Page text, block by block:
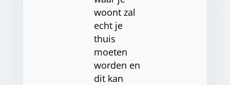
woont zal
echt je
thuis
moeten
worden en
dit kan